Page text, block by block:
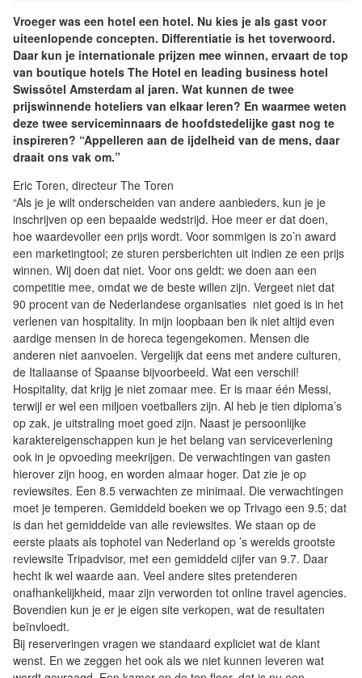
Vroeger was een hotel een hotel. Nu kies je als gast voor
uiteenlopende concepten. Differentiatie is het toverwoord.
Daar kun je internationale prijzen mee winnen, ervaart de top
van boutique hotels The Hotel en leading business hotel
Swissôtel Amsterdam al jaren. Wat kunnen de twee
prijswinnende hoteliers van elkaar leren? En waarmee weten
deze twee serviceminnaars de hoofdstedelijke gast nog te
inspireren? “Appelleren aan de ijdelheid van de mens, daar
draait ons vak om.”
Eric Toren, directeur The Toren
“Als je je wilt onderscheiden van andere aanbieders, kun je je
inschrijven op een bepaalde wedstrijd. Hoe meer er dat doen,
hoe waardevoller een prijs wordt. Voor sommigen is zo’n award
een marketingtool; ze sturen persberichten uit indien ze een prijs
winnen. Wij doen dat niet. Voor ons geldt: we doen aan een
competitie mee, omdat we de beste willen zijn. Vergeet niet dat
90 procent van de Nederlandese organisaties niet goed is in het
verlenen van hospitality. In mijn loopbaan ben ik niet altijd even
aardige mensen in de horeca tegengekomen. Mensen die
anderen niet aanvoelen. Vergelijk dat eens met andere culturen,
de Italiaanse of Spaanse bijvoorbeeld. Wat een verschil!
Hospitality, dat krijg je niet zomaar mee. Er is maar één Messi,
terwijl er wel een miljoen voetballers zijn. Al heb je tien diploma’s
op zak, je uitstraling moet goed zijn. Naast je persoonlijke
karaktereigenschappen kun je het belang van serviceverlening
ook in je opvoeding meekrijgen. De verwachtingen van gasten
hierover zijn hoog, en worden almaar hoger. Dat zie je op
reviewsites. Een 8.5 verwachten ze minimaal. Die verwachtingen
moet je temperen. Gemiddeld boeken we op Trivago een 9.5; dat
is dan het gemiddelde van alle reviewsites. We staan op de
eerste plaats als tophotel van Nederland op ’s werelds grootste
reviewsite Tripadvisor, met een gemiddeld cijfer van 9.7. Daar
hecht ik wel waarde aan. Veel andere sites pretenderen
onafhankelijkheid, maar zijn verworden tot online travel agencies.
Bovendien kun je er je eigen site verkopen, wat de resultaten
beïnvloedt.
Bij reserveringen vragen we standaard expliciet wat de klant
wenst. En we zeggen het ook als we niet kunnen leveren wat